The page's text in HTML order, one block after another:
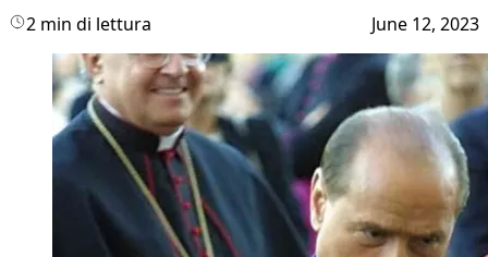
2 min di lettura June 12, 2023